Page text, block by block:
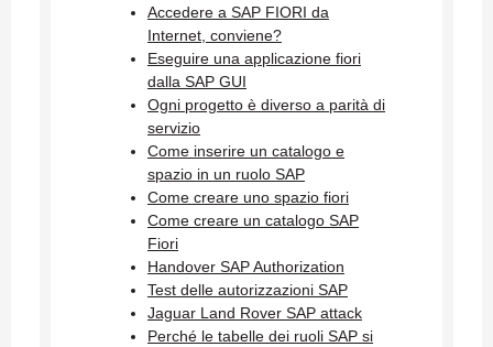
Accedere a SAP FIORI da
Internet, conviene?
Eseguire una applicazione fiori
dalla SAP GUI
Ogni progetto è diverso a parità di
servizio
Come inserire un catalogo e
spazio in un ruolo SAP
Come creare uno spazio fiori
Come creare un catalogo SAP
Fiori
Handover SAP Authorization
Test delle autorizzazioni SAP
Jaguar Land Rover SAP attack
Perché le tabelle dei ruoli SAP si